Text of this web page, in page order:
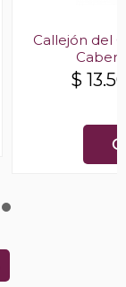
Callejón del
$